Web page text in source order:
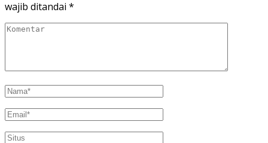
wajib ditandai *